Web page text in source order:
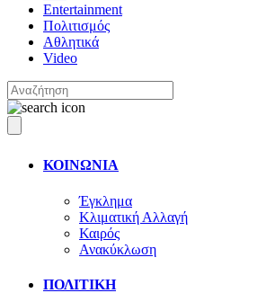
Entertainment
Πολιτισμός
Αθλητικά
Video
ΚΟΙΝΩΝΙΑ
Έγκλημα
Κλιματική Αλλαγή
Καιρός
Ανακύκλωση
ΠΟΛΙΤΙΚΗ